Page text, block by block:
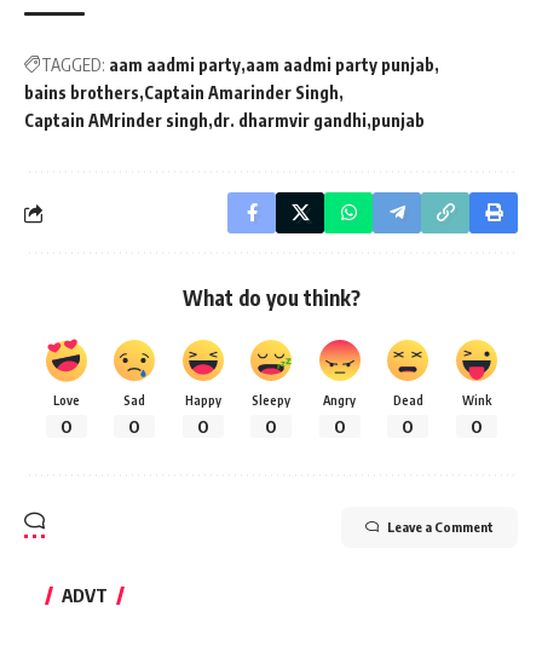
TAGGED: aam aadmi party aam aadmi party punjab
bains brothers Captain Amarinder Singh
Captain AMrinder singh dr. dharmvir gandhi punjab
What do you think?
Love
0
Sad
0
Happy
0
Sleepy
0
Angry
0
Dead
0
Wink
0
Leave a Comment
ADVT